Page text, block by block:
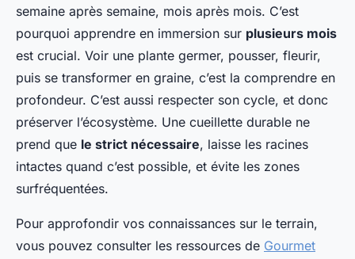
semaine après semaine, mois après mois. C’est
pourquoi apprendre en immersion sur plusieurs mois
est crucial. Voir une plante germer, pousser, fleurir,
puis se transformer en graine, c’est la comprendre en
profondeur. C’est aussi respecter son cycle, et donc
préserver l’écosystème. Une cueillette durable ne
prend que le strict nécessaire, laisse les racines
intactes quand c’est possible, et évite les zones
surfréquentées.
Pour approfondir vos connaissances sur le terrain,
vous pouvez consulter les ressources de Gourmet